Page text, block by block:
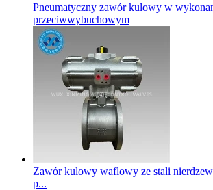
Pneumatyczny zawór kulowy w
przeciwwybuchowym
Zawór kulowy waflowy ze stali
p...